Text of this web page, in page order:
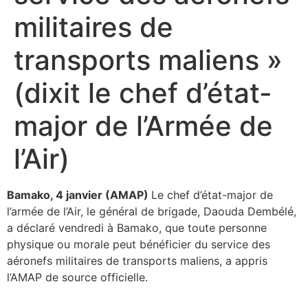
militaires de
transports maliens »
(dixit le chef d’état-
major de l’Armée de
l’Air)
Bamako, 4 janvier (AMAP) Le chef d’état-major de
l’armée de l’Air, le général de brigade, Daouda Dembélé,
a déclaré vendredi à Bamako, que toute personne
physique ou morale peut bénéficier du service des
aéronefs militaires de transports maliens, a appris
l’AMAP de source officielle.